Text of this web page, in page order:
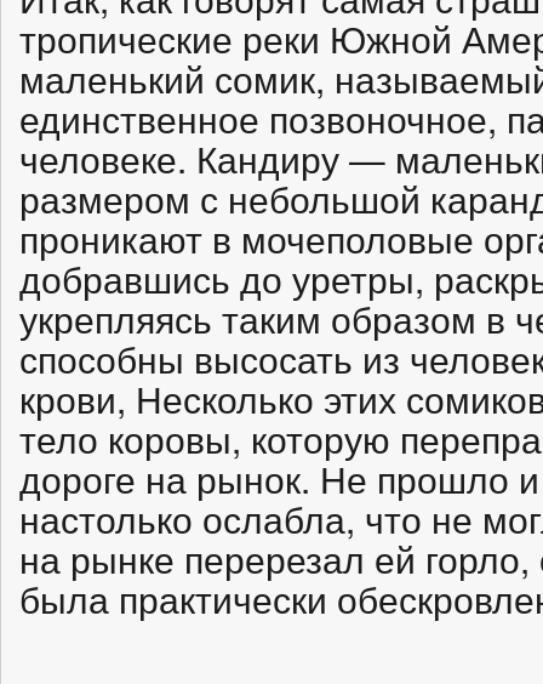
тропические реки Южной
маленький сомик,
единственное позвоночное,
человеке. Кандиру —
размером с небольшой
проникают в мочеполовые
добравшись до уретры,
укрепляясь таким образом в
способны высосать из
крови, Несколько этих
тело коровы, которую
дороге на рынок. Не прошло и
настолько ослабла, что не
на рынке перерезал ей
была практически